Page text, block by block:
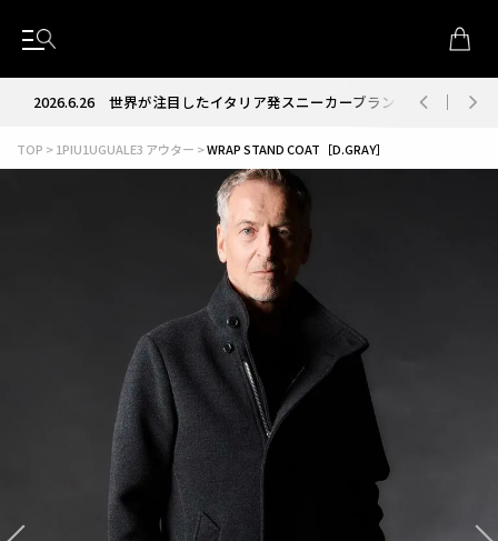
2026.6.26世界が注目したイタリア発スニーカーブランド RUN OF
TOP 1PIU1UGUALE3 アウター WRAP STAND COAT［D.GRAY］